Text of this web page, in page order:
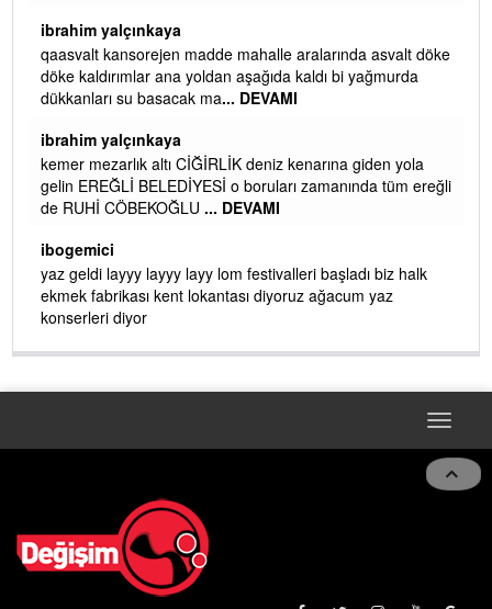
ibrahim yalçınkaya
qaasvalt kansorejen madde mahalle aralarında asvalt döke
döke kaldırımlar ana yoldan aşağıda kaldı bi yağmurda
dükkanları su basacak ma... DEVAMI
ibrahim yalçınkaya
kemer mezarlık altı CİĞİRLİK deniz kenarına giden yola
gelin EREĞLİ BELEDİYESİ o boruları zamanında tüm ereğli
de RUHİ CÖBEKOĞLU ... DEVAMI
ibogemici
yaz geldi layyy layyy layy lom festivalleri başladı biz halk
ekmek fabrikası kent lokantası diyoruz ağacum yaz
konserleri diyor
Toggle